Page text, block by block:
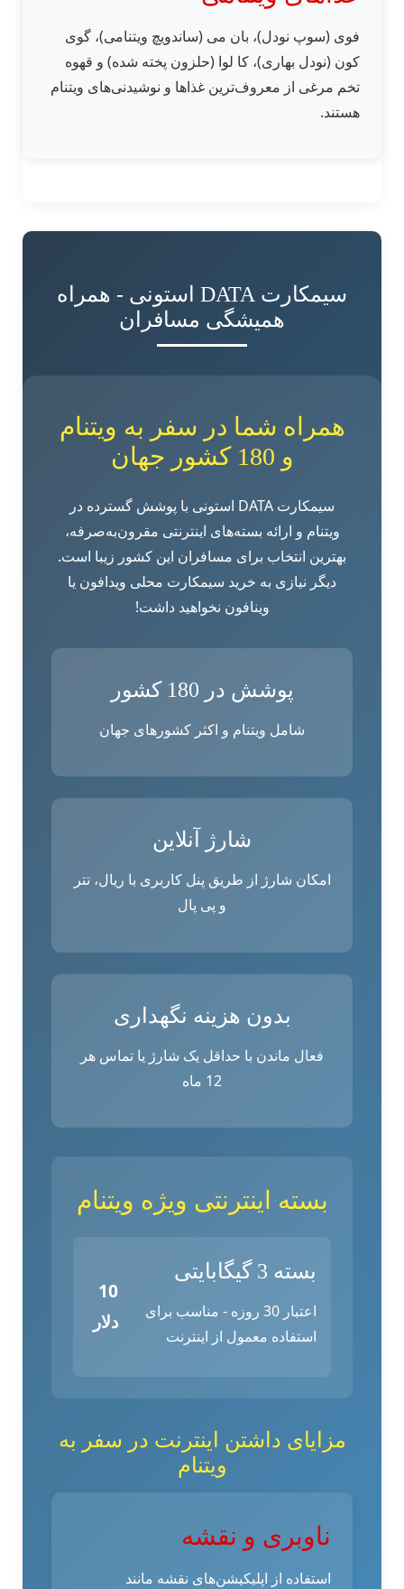
فوی (سوپ نودل)، بان می (ساندویچ ویتنامی)، گوی
کون (نودل بهاری)، کا لوا (حلزون پخته شده) و قهوه
تخم مرغی از معروف‌ترین غذاها و نوشیدنی‌های ویتنام
هستند.
سیمکارت DATA استونی - همراه
همیشگی مسافران
همراه شما در سفر به ویتنام
و 180 کشور جهان
سیمکارت DATA استونی با پوشش گسترده در
ویتنام و ارائه بسته‌های اینترنتی مقرون‌به‌صرفه،
بهترین انتخاب برای مسافران این کشور زیبا است.
دیگر نیازی به خرید سیمکارت محلی ویدافون یا
وینافون نخواهید داشت!
پوشش در 180 کشور
شامل ویتنام و اکثر کشورهای جهان
شارژ آنلاین
امکان شارژ از طریق پنل کاربری با ریال، تتر
و پی پال
بدون هزینه نگهداری
فعال ماندن با حداقل یک شارژ یا تماس هر
12 ماه
بسته‌ اینترنتی ویژه ویتنام
بسته 3 گیگابایتی
اعتبار 30 روزه - مناسب برای
استفاده معمول از اینترنت
10
دلار
مزایای داشتن اینترنت در سفر به
ویتنام
ناوبری و نقشه
استفاده از اپلیکیشن‌های نقشه مانند